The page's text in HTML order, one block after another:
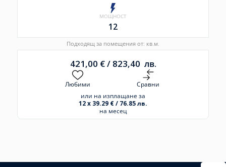
МОЩНОСТ
12
Подходящ за помещения от: кв.м.
421,00 €/ 823,40 лв.
Любими
Сравни
или на изплащане за
12 x 39.29 € / 76.85 лв.
на месец